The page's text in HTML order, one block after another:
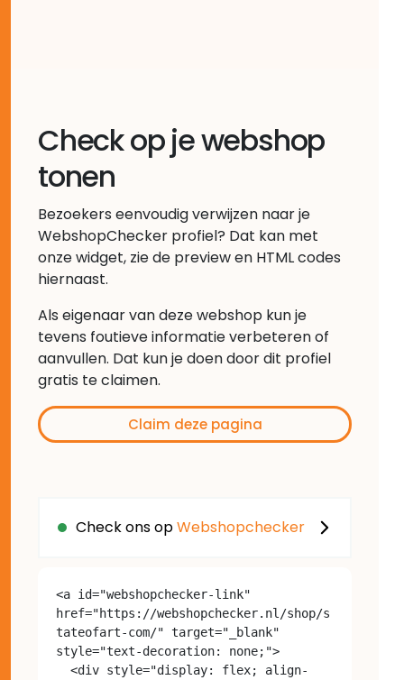
Check op je webshop
tonen
Bezoekers eenvoudig verwijzen naar je
WebshopChecker profiel? Dat kan met
onze widget, zie de preview en HTML codes
hiernaast.
Als eigenaar van deze webshop kun je
tevens foutieve informatie verbeteren of
aanvullen. Dat kun je doen door dit profiel
gratis te claimen.
Claim deze pagina
Check ons opWebshopchecker
<a id="webshopchecker-link"
href="https://webshopchecker.nl/shop/s
tateofart-com/" target="_blank"
style="text-decoration: none;">